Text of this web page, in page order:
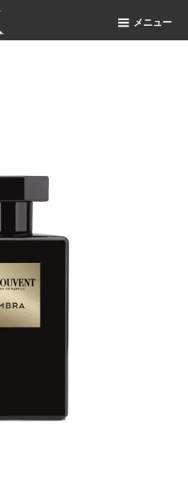
メニュー